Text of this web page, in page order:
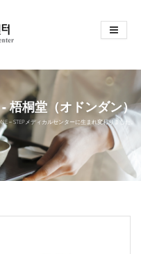
梧桐堂（オドンダン）
－STEPメディカルセンターに生まれ変わりました。